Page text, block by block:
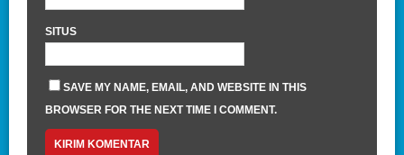
SITUS
SAVE MY NAME, EMAIL, AND WEBSITE IN THIS
BROWSER FOR THE NEXT TIME I COMMENT.